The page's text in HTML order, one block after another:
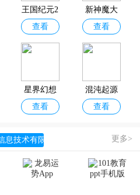
考！其中包括 王国纪元、魔域口袋
剑、星界幻想、混沌起源、新神魔
，无论你是资深玩家还是新手探索
戏之作。即刻加入，体验一场视觉
王国纪元2
026最新版
查看
新神魔大
陆手游
查看
星界幻想
最新版
查看
混沌起源
查看
息技术有限公司 更多>